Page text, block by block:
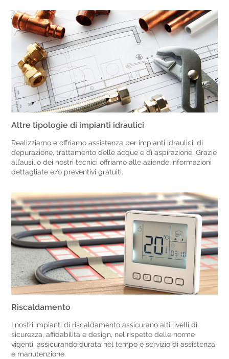
Altre tipologie di impianti idraulici
Realizziamo e offriamo assistenza per impianti idraulici, di
depurazione, trattamento delle acque e di aspirazione. Grazie
all’ausilio dei nostri tecnici offriamo alle aziende informazioni
dettagliate e/o preventivi gratuiti.
Riscaldamento
I nostri impianti di riscaldamento assicurano alti livelli di
sicurezza, affidabilità e design, nel rispetto delle norme
vigenti, assicurando durata nel tempo e servizio di assistenza
e manutenzione.